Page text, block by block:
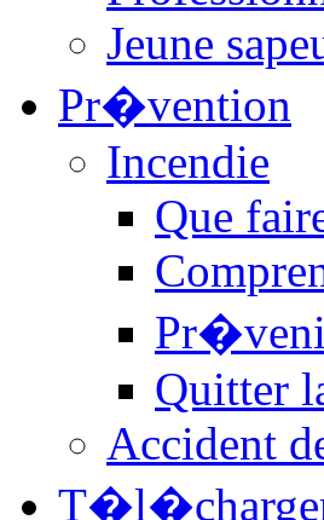
Jeune
Pr�vention
Incendie
Que
Quitter
Accident